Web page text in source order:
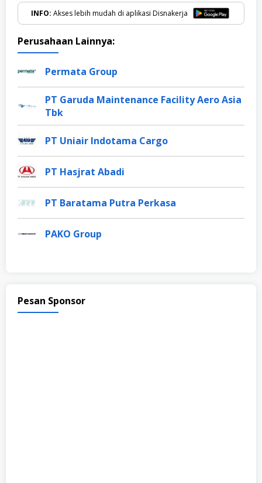
INFO: Akses lebih mudah di aplikasi Disnakerja
Perusahaan Lainnya:
Permata Group
PT Garuda Maintenance Facility Aero Asia
Tbk
PT Uniair Indotama Cargo
PT Hasjrat Abadi
PT Baratama Putra Perkasa
PAKO Group
Pesan Sponsor